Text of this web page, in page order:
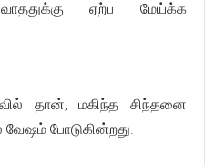
ஏற்ப மேய்க்க
தான், மகிந்த சிந்தனை
வேஷம் போடுகின்றது.